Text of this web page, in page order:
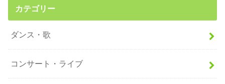
カテゴリー
ダンス・歌
コンサート・ライブ